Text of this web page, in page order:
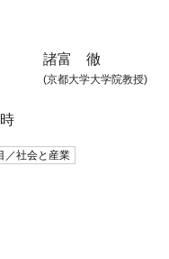
諸富 徹
(京都大学大学院教授)
／社会と産業